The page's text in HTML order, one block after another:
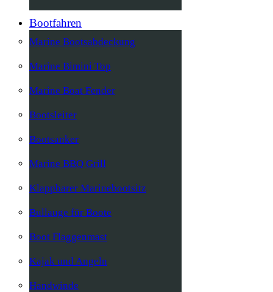
Bootfahren
Marine Bootsabdeckung
Marine Bimini Top
Marine Boat Fender
Bootsleiter
Bootsanker
Marine BBQ Grill
Klappbarer Marinebootsitz
Bullauge für Boote
Boot Flaggenmast
Kajak und Angeln
Handwinde